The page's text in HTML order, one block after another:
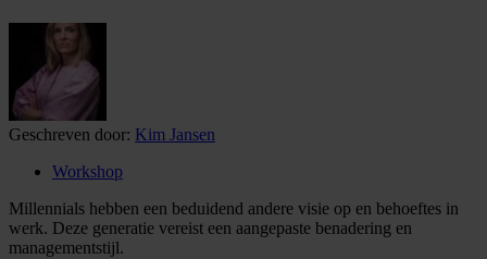
Geschreven door: Kim Jansen
Workshop
Millennials hebben een beduidend andere visie op en behoeftes in
werk. Deze generatie vereist een aangepaste benadering en
managementstijl.